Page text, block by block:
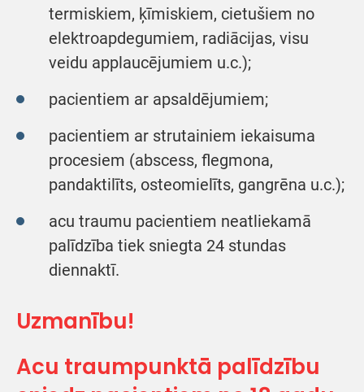
termiskiem, ķīmiskiem, cietušiem no
elektroapdegumiem, radiācijas, visu
veidu applaucējumiem u.c.);
pacientiem ar apsaldējumiem;
pacientiem ar strutainiem iekaisuma
procesiem (abscess, flegmona,
pandaktilīts, osteomielīts, gangrēna u.c.);
acu traumu pacientiem neatliekamā
palīdzība tiek sniegta 24 stundas
diennaktī.
Uzmanību!
Acu traumpunktā palīdzību